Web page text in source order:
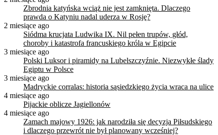
Zbrodnia katyńska wciąż nie jest zamknięta. Dlaczego
prawda o Katyniu nadal uderza w Rosję?
2 miesiące ago
Siódma krucjata Ludwika IX. Nil pełen trupów, głód,
choroby i katastrofa francuskiego króla w Egipcie
3 miesiące ago
Polski Luksor i piramidy na Lubelszczyźnie. Niezwykłe ślady
Egiptu w Polsce
3 miesiące ago
Madryckie corralas: historia sąsiedzkiego życia wraca na ulice
4 miesiące ago
Pijackie oblicze Jagiellonów
4 miesiące ago
Zamach majowy 1926: jak narodziła się decyzja Piłsudskiego
i dlaczego przewrót nie był planowany wcześniej?